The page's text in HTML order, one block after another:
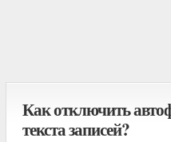
Как отключить
текста записей?